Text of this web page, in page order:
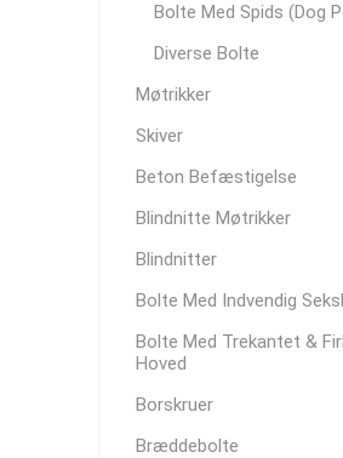
Bolte Med Spids (Dog
Diverse Bolte
Møtrikker
Skiver
Beton Befæstigelse
Blindnitte Møtrikker
Blindnitter
Bolte Med Indvendig
Bolte Med Trekantet &
Hoved
Borskruer
Bræddebolte